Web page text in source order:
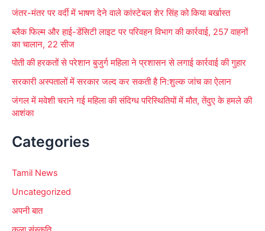
जंतर-मंतर पर वर्दी में भाषण देने वाले कांस्टेबल शेर सिंह को किया बर्खास्त
ब्लैक फिल्म और हाई-डेंसिटी लाइट पर परिवहन विभाग की कार्रवाई, 257 वाहनों
का चालान, 22 सीज
पोती की हरकतों से परेशान बुजुर्ग महिला ने प्रशासन से लगाई कार्रवाई की गुहार
सरकारी अस्पतालों में सरकार जल्द कर सकती है नि:शुल्क जांच का ऐलान
जंगल में मवेशी चराने गई महिला की संदिग्ध परिस्थितियों में मौत, तेंदुए के हमले की
आशंका
Categories
Tamil News
Uncategorized
अपनी बात